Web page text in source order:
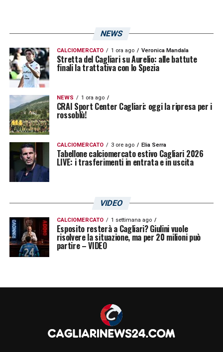
NEWS
CALCIOMERCATO 1 ora ago Veronica Mandala
Stretta del Cagliari su Aurelio: alle battute
finali la trattativa con lo Spezia
NEWS 1 ora ago
CRAI Sport Center Cagliari: oggi la ripresa per i
rossoblù!
CALCIOMERCATO 3 ore ago Elia Serra
Tabellone calciomercato estivo Cagliari 2026
LIVE: i trasferimenti in entrata e in uscita
VIDEO
CALCIOMERCATO 1 settimana ago
Esposito resterà a Cagliari? Giulini vuole
risolvere la situazione, ma per 20 milioni può
partire – VIDEO